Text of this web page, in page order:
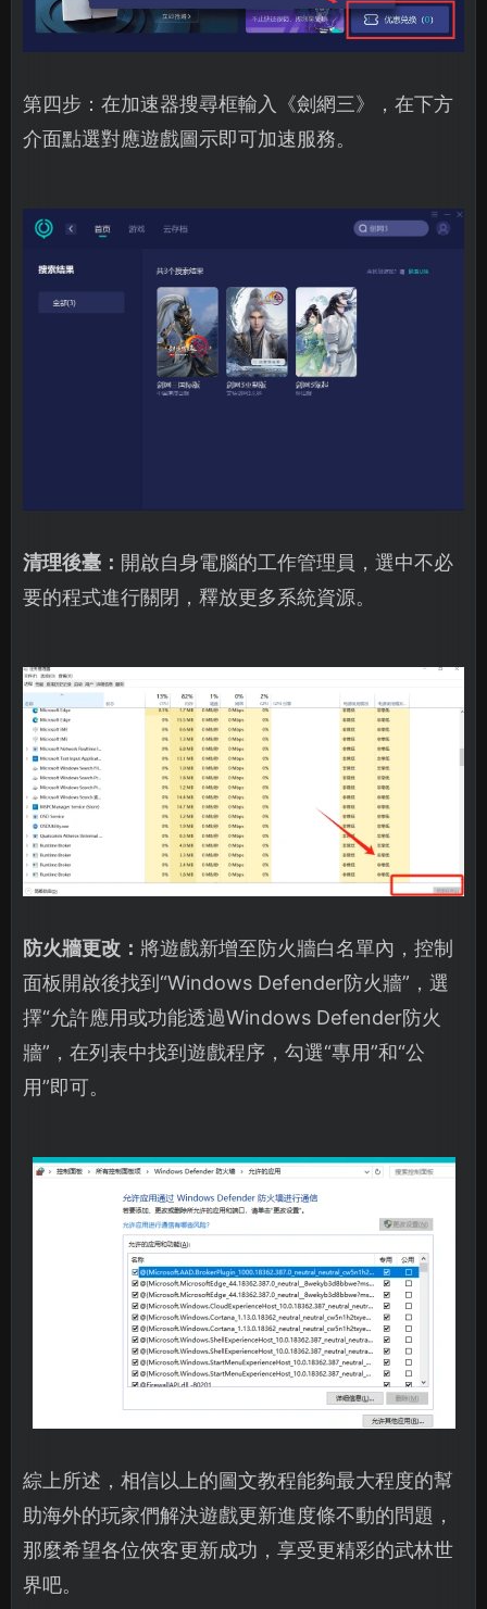
第四步：在加速器搜尋框輸入《劍網三》，在下方
介面點選對應遊戲圖示即可加速服務。
清理後臺： 開啟自身電腦的工作管理員，選中不必
要的程式進行關閉，釋放更多系統資源。
防火牆更改： 將遊戲新增至防火牆白名單內，控制
面板開啟後找到“Windows Defender防火牆”，選
擇“允許應用或功能透過Windows Defender防火
牆”，在列表中找到遊戲程序，勾選“專用”和“公
用”即可。
綜上所述，相信以上的圖文教程能夠最大程度的幫
助海外的玩家們解決遊戲更新進度條不動的問題，
那麼希望各位俠客更新成功，享受更精彩的武林世
界吧。